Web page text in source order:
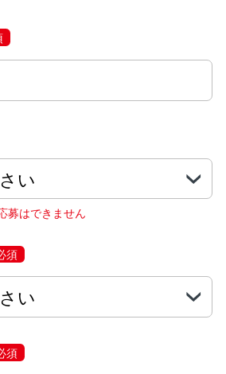
募はできません
須
須